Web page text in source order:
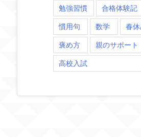
勉強習慣
合格体験記
慣用句
数学 春
褒め方
親のサポート
高校入試